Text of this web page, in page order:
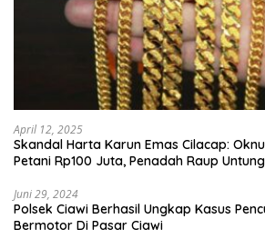
April 12, 2025
Skandal Harta Karun Emas Cilacap:
Petani Rp100 Juta, Penadah Raup
Juni 29, 2024
Polsek Ciawi Berhasil Ungkap Kasus
Bermotor Di Pasar Ciawi